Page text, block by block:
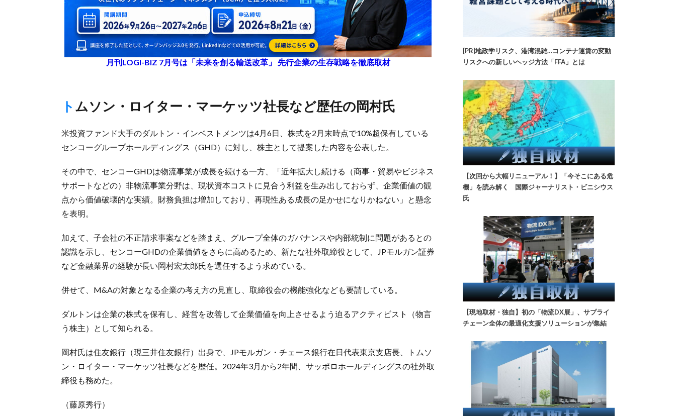
月刊LOGI-BIZ 7月号は「未来を創る輸送改革」 先行企業の生存戦略を徹底取材
トムソン・ロイター・マーケッツ社長など歴任の岡村氏
米投資ファンド大手のダルトン・インベストメンツは4月6日、株式を2月末時点で10%超保有している
センコーグループホールディングス（GHD）に対し、株主として提案した内容を公表した。
その中で、センコーGHDは物流事業が成長を続ける一方、「近年拡大し続ける（商事・貿易やビジネス
サポートなどの）非物流事業分野は、現状資本コストに見合う利益を生み出しておらず、企業価値の観
点から価値破壊的な実績。財務負担は増加しており、再現性ある成長の足かせになりかねない」と懸念
を表明。
加えて、子会社の不正請求事案などを踏まえ、グループ全体のガバナンスや内部統制に問題があるとの
認識を示し、センコーGHDの企業価値をさらに高めるため、新たな社外取締役として、JPモルガン証券
など金融業界の経験が長い岡村宏太郎氏を選任するよう求めている。
併せて、M&Aの対象となる企業の考え方の見直し、取締役会の機能強化なども要請している。
ダルトンは企業の株式を保有し、経営を改善して企業価値を向上させるよう迫るアクティビスト（物言
う株主）として知られる。
岡村氏は住友銀行（現三井住友銀行）出身で、JPモルガン・チェース銀行在日代表東京支店長、トムソ
ン・ロイター・マーケッツ社長などを歴任。2024年3月から2年間、サッポロホールディングスの社外取
締役も務めた。
（藤原秀行）
[PR]地政学リスク、港湾混雑…コンテナ運賃の変動
リスクへの新しいヘッジ方法「FFA」とは
【次回から大幅リニューアル！】「今そこにある危
機」を読み解く 国際ジャーナリスト・ビニシウス
氏
【現地取材・独自】初の「物流DX展」、サプライ
チェーン全体の最適化支援ソリューションが集結